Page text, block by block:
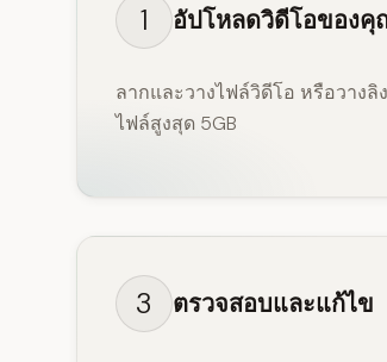
1 อัปโหลดวิดีโอของคุ
ลากและวางไฟล์วิดีโอ หรือวาง
ไฟล์สูงสุด 5GB
3 ตรวจสอบและแก้ไข